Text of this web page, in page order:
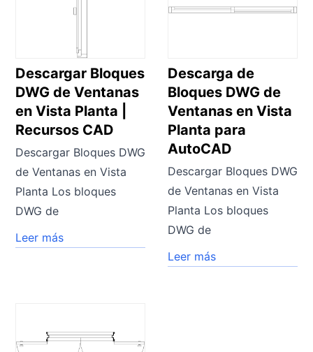
Descargar Bloques
DWG de Ventanas
en Vista Planta |
Recursos CAD
Descargar Bloques DWG
de Ventanas en Vista
Planta Los bloques
DWG de
Leer más
Descarga de
Bloques DWG de
Ventanas en Vista
Planta para
AutoCAD
Descargar Bloques DWG
de Ventanas en Vista
Planta Los bloques
DWG de
Leer más